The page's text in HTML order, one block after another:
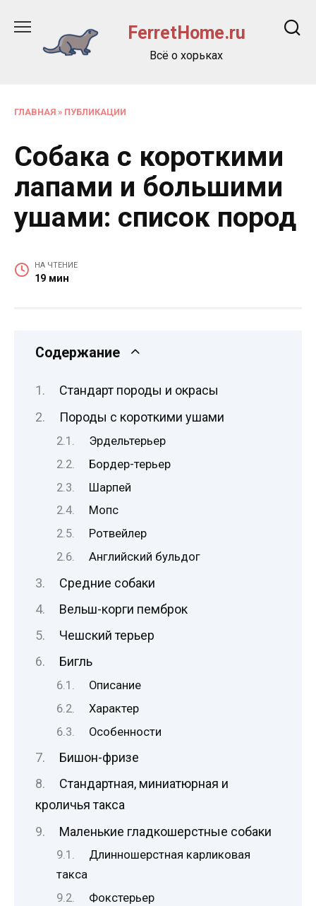
содержанию
FerretHome.ru
Всё о хорьках
ГЛАВНАЯ » ПУБЛИКАЦИИ
Собака с короткими
лапами и большими
ушами: список пород
НА ЧТЕНИЕ
19 мин
Содержание
Стандарт породы и окрасы
Породы с короткими ушами
Эрдельтерьер
Бордер-терьер
Шарпей
Мопс
Ротвейлер
Английский бульдог
Средние собаки
Вельш-корги пемброк
Чешский терьер
Бигль
Описание
Характер
Особенности
Бишон-фризе
Стандартная, миниатюрная и
кроличья такса
Маленькие гладкошерстные собаки
Длинношерстная карликовая
такса
Фокстерьер